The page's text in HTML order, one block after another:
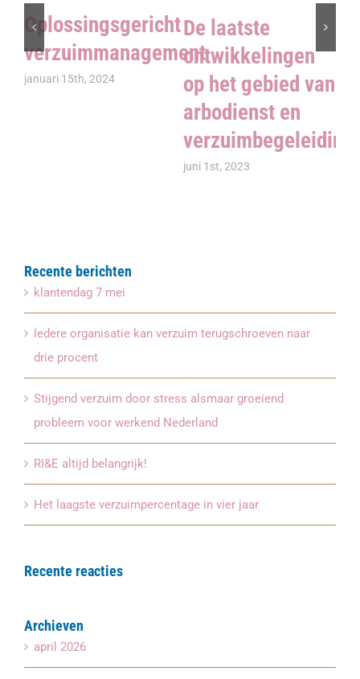
Oplossingsgericht
verzuimmanagement
januari 15th, 2024
De laatste
ontwikkelingen
op het gebied van
arbodienst en
verzuimbegeleiding
juni 1st, 2023
Recente berichten
klantendag 7 mei
Iedere organisatie kan verzuim terugschroeven naar
drie procent
Stijgend verzuim door stress alsmaar groeiend
probleem voor werkend Nederland
RI&E altijd belangrijk!
Het laagste verzuimpercentage in vier jaar
Recente reacties
Archieven
april 2026